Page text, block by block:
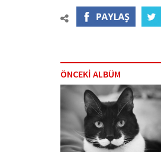
ÖNCEKİ ALBÜM